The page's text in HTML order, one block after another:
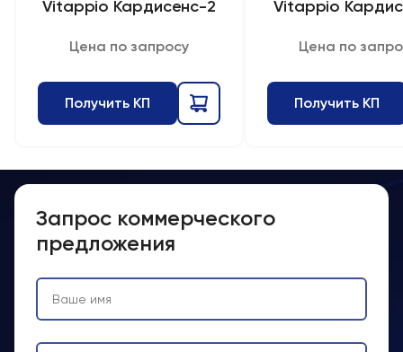
Vitappio Кардисенс-2
Цена по запросу
Получить КП
Vitappio
Цена по
Получить КП
Запрос коммерческого
предложения